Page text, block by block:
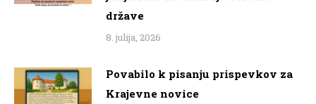
države
8. julija, 2026
Povabilo k pisanju prispevkov za
Krajevne novice